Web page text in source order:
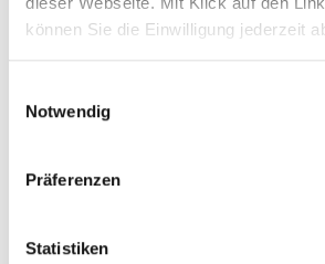
können Sie die Einwilligung jederzeit
Notwendig
Präferenzen
Statistiken